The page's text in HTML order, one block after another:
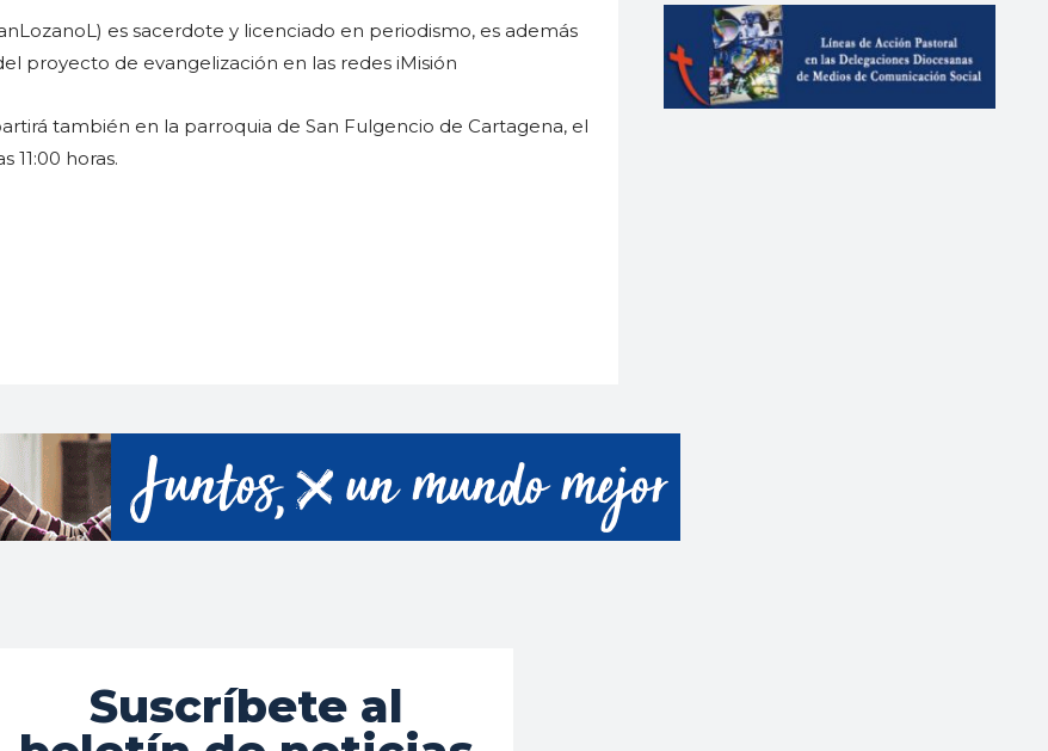
es sacerdote y licenciado en periodismo, es además
proyecto de evangelización en las redes iMisión
también en la parroquia de San Fulgencio de Cartagena, el
11:00 horas.
Suscríbete al